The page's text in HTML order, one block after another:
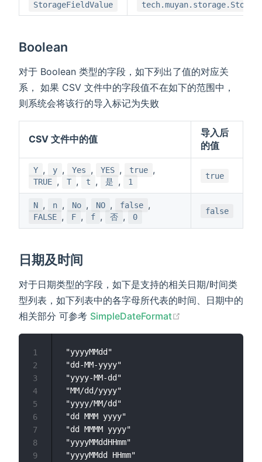
StorageFieldValue
Boolean
对于 Boolean 类型的字段，如下列出了值的对应关
系， 如果 CSV 文件中的字段值不在如下的范围中，
则系统会将该行的导入标记为失败
CSV 文件中的值
导入后
的值
Y , y , Yes , YES , true ,
TRUE , T , t , 是 , 1
true
N , n , No , NO , false ,
FALSE , F , f , 否 , 0
false
日期及时间
对于日期类型的字段，如下是支持的相关日期/时间类
型列表，如下列表中的各字母所代表的时间、日期中的
相关部分 可参考 SimpleDateFormat
"yyyyMMdd"
"dd-MM-yyyy"
"yyyy-MM-dd"
"MM/dd/yyyy"
"yyyy/MM/dd"
"dd MMM yyyy"
"dd MMMM yyyy"
"yyyyMMddHHmm"
"yyyyMMdd HHmm"
1
2
3
4
5
6
7
8
9